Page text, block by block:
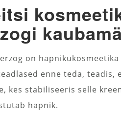
on
enne teda,
kes stabiliseeris selle
hapnik.